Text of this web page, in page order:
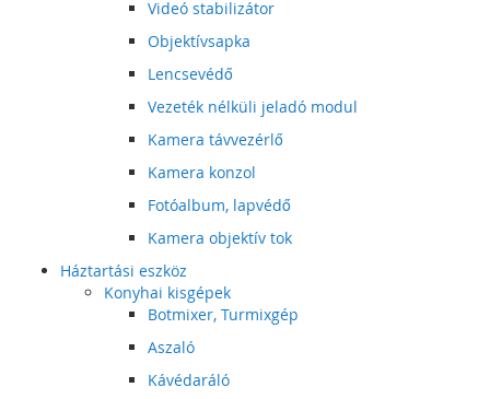
Videó stabilizátor
Objektívsapka
Lencsevédő
Vezeték nélküli jeladó modul
Kamera távvezérlő
Kamera konzol
Fotóalbum, lapvédő
Kamera objektív tok
Háztartási eszköz
Konyhai kisgépek
Botmixer, Turmixgép
Aszaló
Kávédaráló